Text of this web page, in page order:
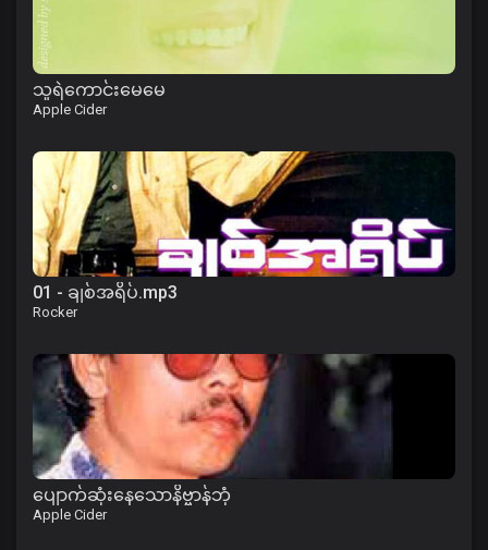
သူရဲကောင်းမေမေ
Apple Cider
01 - ချစ်အရိပ်.mp3
Rocker
ပျောက်ဆုံးနေသောနိဗ္ဗာန်ဘုံ
Apple Cider